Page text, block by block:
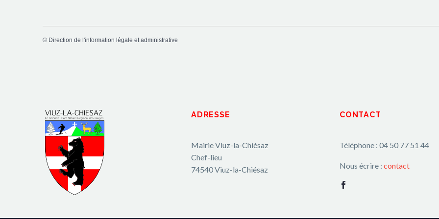
© Direction de l'information légale et administrative
ADRESSE
Mairie Viuz-la-Chiésaz
Chef-lieu
74540 Viuz-la-Chiésaz
CONTACT
Téléphone : 04 50 77 51 44
Nous écrire : contact